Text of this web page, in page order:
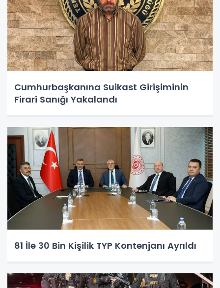
Cumhurbaşkanına Suikast Girişiminin
Firari Sanığı Yakalandı
81 İle 30 Bin Kişilik TYP Kontenjanı Ayrıldı